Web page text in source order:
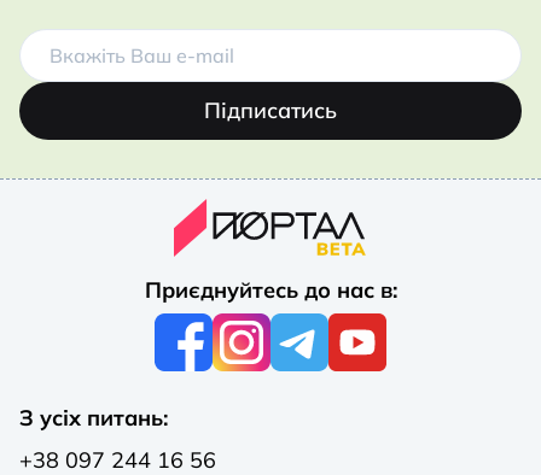
Підписатись
Приєднуйтесь до нас в:
З усіх питань:
+38 097 244 16 56